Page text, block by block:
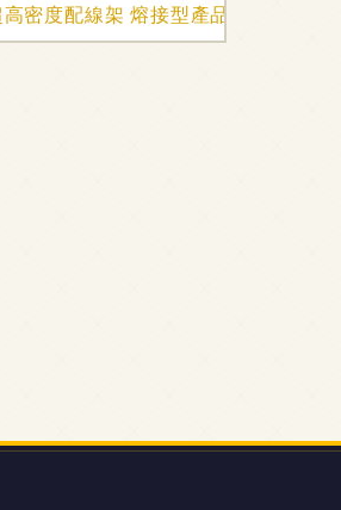
分析
高密度配線架 熔接型產品的架構優勢